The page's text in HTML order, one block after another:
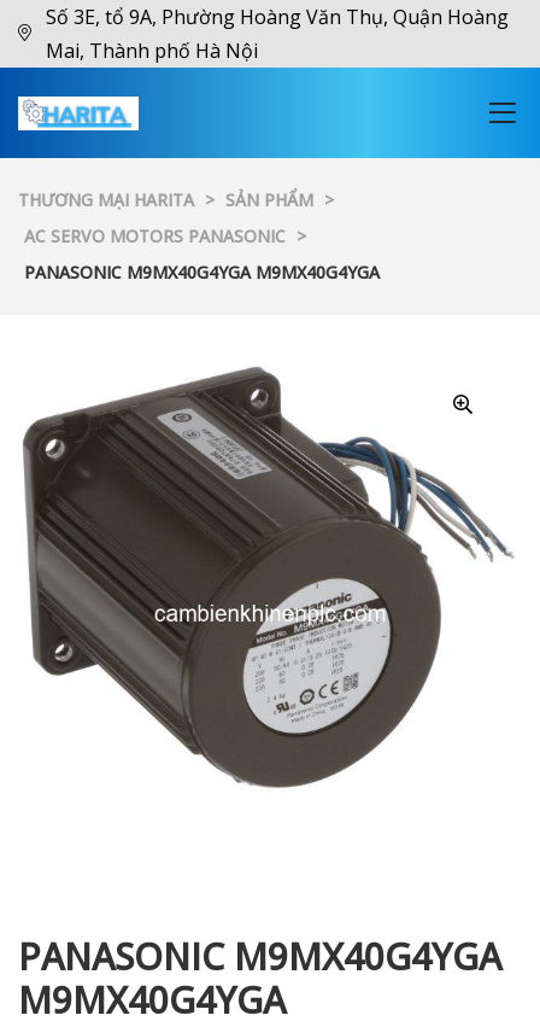
Số 3E, tổ 9A, Phường Hoàng Văn Thụ, Quận Hoàng
Mai, Thành phố Hà Nội
THƯƠNG MẠI HARITA > SẢN PHẨM >
AC SERVO MOTORS PANASONIC >
PANASONIC M9MX40G4YGA M9MX40G4YGA
PANASONIC M9MX40G4YGA
M9MX40G4YGA